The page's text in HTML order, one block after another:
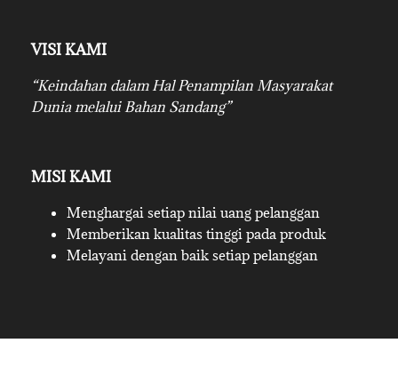
VISI KAMI
“Keindahan dalam Hal Penampilan Masyarakat
Dunia melalui Bahan Sandang”
MISI KAMI
Menghargai setiap nilai uang pelanggan
Memberikan kualitas tinggi pada produk
Melayani dengan baik setiap pelanggan